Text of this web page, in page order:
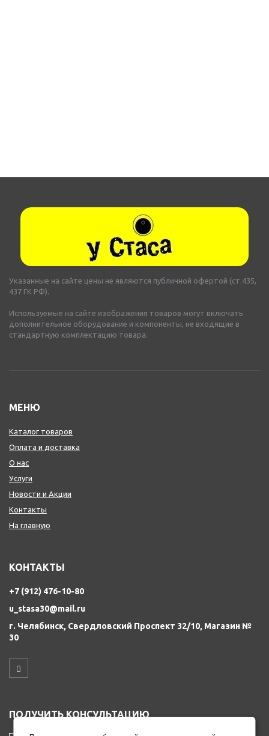
Указанные на сайте цены не являются публичной офертой (ст.435,
437 ГК РФ).
Используемые на сайте изображения товаров могут включать
дополнительное оборудование и компоненты, не входящие в
стандартную комплектацию товара.
МЕНЮ
Каталог товаров
Оплата и доставка
О нас
Услуги
Новости и Акции
Контакты
На главную
КОНТАКТЫ
+7 (912) 476-10-80
u_stasa30@mail.ru
г. Челябинск, Свердловский Проспект 32/10, Магазин №
30
ПОЛУЧИТЬ КОНСУЛЬТАЦИЮ